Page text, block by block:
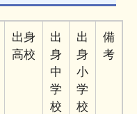
出身
高校
出
身
中
学
校
出
身
小
学
校
備
考